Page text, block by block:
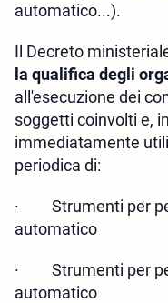
automatico...).
Il Decreto
la qualifica degli
all'esecuzione dei
soggetti coinvolti e,
immediatamente
periodica di:
·
Strumenti per
automatico
·
Strumenti per
automatico